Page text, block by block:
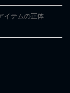
イテムの正体